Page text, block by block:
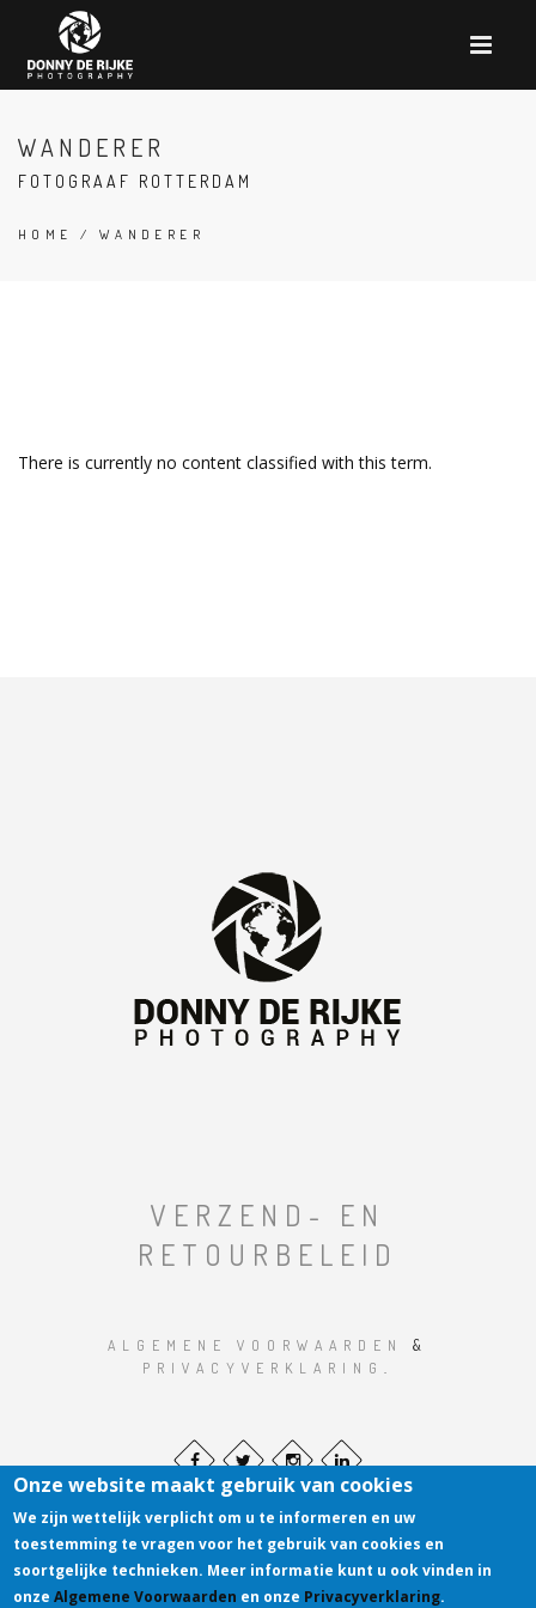
WANDERER
FOTOGRAAF ROTTERDAM
HOME / WANDERER
There is currently no content classified with this term.
VERZEND- EN
RETOURBELEID
ALGEMENE VOORWAARDEN
&
PRIVACYVERKLARING .
Onze website maakt gebruik van cookies
We zijn wettelijk verplicht om u te informeren en uw
toestemming te vragen voor het gebruik van cookies en
soortgelijke technieken. Meer informatie kunt u ook vinden in
onzeAlgemene Voorwaarden en onze Privacyverklaring.